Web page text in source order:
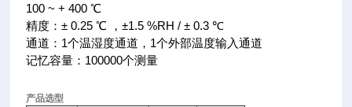
100 ~ + 400 ℃
精度：± 0.25 ℃ ，±1.5 %RH / ± 0.3 ℃
通道：1个温湿度通道，1个外部温度输入通道
记忆容量：100000个测量
产品选型